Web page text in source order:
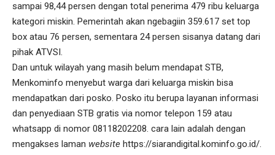
sampai 98,44 persen dengan total penerima 479 ribu keluarga
kategori miskin. Pemerintah akan ngebagiin 359.617 set top
box atau 76 persen, sementara 24 persen sisanya datang dari
pihak ATVSI.
Dan untuk wilayah yang masih belum mendapat STB,
Menkominfo menyebut warga dari keluarga miskin bisa
mendapatkan dari posko. Posko itu berupa layanan informasi
dan penyediaan STB gratis via nomor telepon 159 atau
whatsapp di nomor 08118202208. cara lain adalah dengan
mengakses laman website https://siarandigital.kominfo.go.id/.